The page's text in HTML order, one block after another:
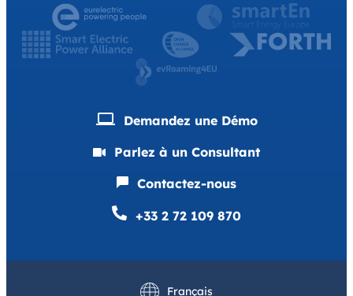
Demandez une Démo
Parlez à un Consultant
Contactez-nous
+33 2 72 109 870
Français
English